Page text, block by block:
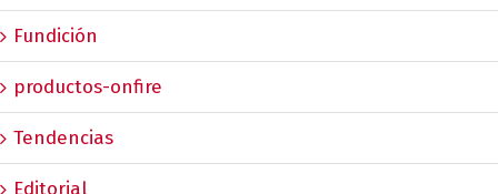
Fundición
productos-onfire
Tendencias
Editorial